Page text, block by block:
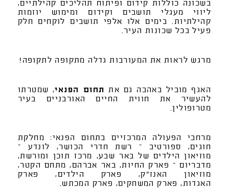
בשכונה כוללות קידום ופיתוח תהליכים קהילתיים,
ליווי מעגלי תושבים וקידום ומימוש יוזמות
קהילתיות. בימים אלו אלפי תושבים לוקחים חלק
פעיל בכל שכונות העיר.
מרגש לראות את המעורבות גדלה מתקופה לתקופה!
האגף מוביל באהבה גם את תחום הפנאי, שמטרתו
להעשיר את חווית החיים האורבניים בעיר
מטרופולין.
מרחבי הפעולה המרכזיים בתחום הפנאי: מחלקת
חוגים, ספורטיב – רשת חדרי הכושר, לונדע –
מוזיאון הילדים של באר שבע, מרכז תוכן ומורשת,
מדבריום – פארק החיות, באר אברהם, מתחם הקטר,
מוזיאון האנז"ק, פארק הילדים, פארק
האגדות, פארק המשחקים, פארק המכתש.